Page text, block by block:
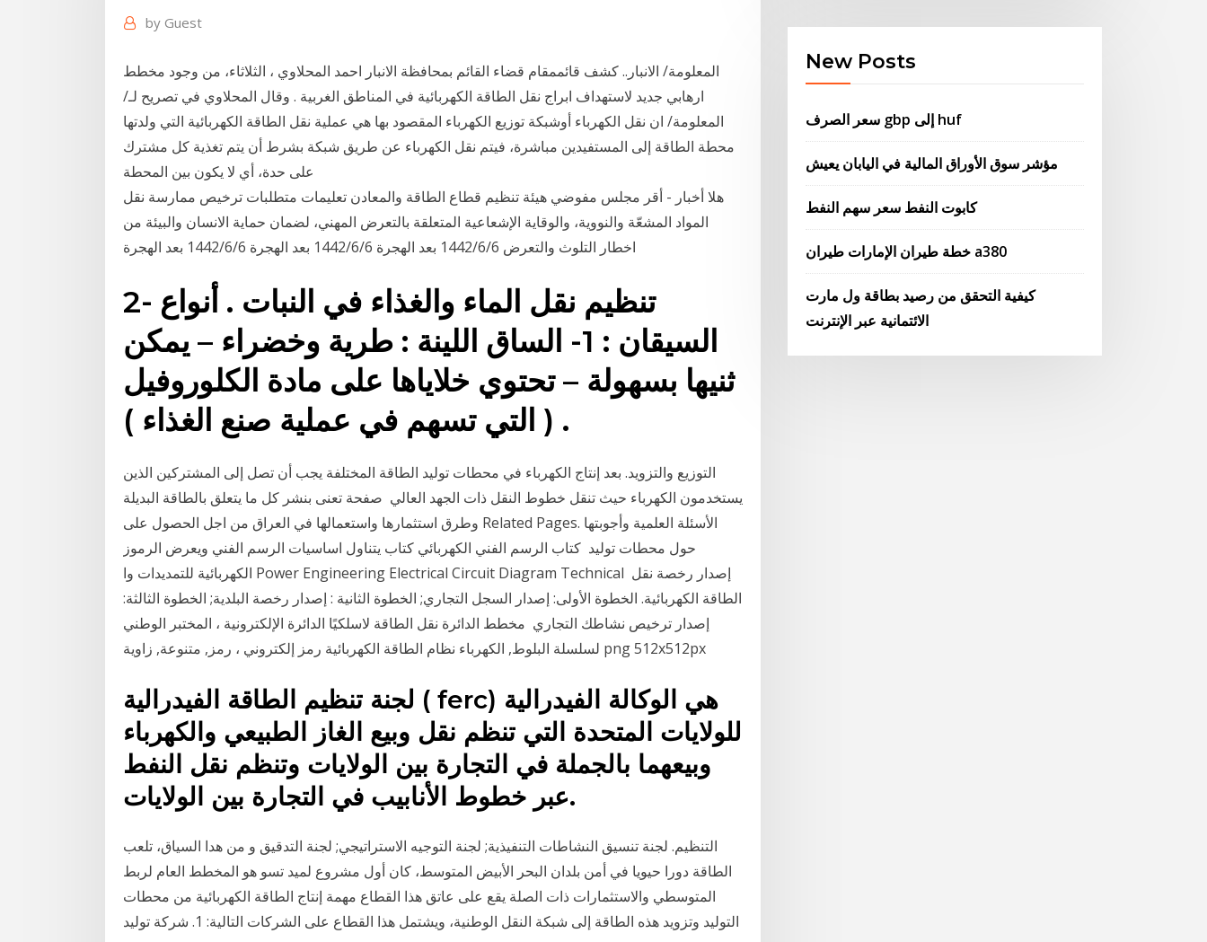
by Guest
المعلومة/ الانبار.. كشف قائممقام قضاء القائم بمحافظة الانبار احمد المحلاوي ، الثلاثاء، من وجود مخطط
ارهابي جديد لاستهداف ابراج نقل الطاقة الكهربائية في المناطق الغربية . وقال المحلاوي في تصريح لـ/
المعلومة/ ان نقل الكهرباء أوشبكة توزيع الكهرباء المقصود بها هي عملية نقل الطاقة الكهربائية التي ولدتها
محطة الطاقة إلى المستفيدين مباشرة، فيتم نقل الكهرباء عن طريق شبكة بشرط أن يتم تغذية كل مشترك
على حدة، أي لا يكون بين المحطة
هلا أخبار - أقر مجلس مفوضي هيئة تنظيم قطاع الطاقة والمعادن تعليمات متطلبات ترخيص ممارسة نقل
المواد المشعّة والنووية، والوقاية الإشعاعية المتعلقة بالتعرض المهني، لضمان حماية الانسان والبيئة من
اخطار التلوث والتعرض 6‏‏/6‏‏/1442 بعد الهجرة 6‏‏/6‏‏/1442 بعد الهجرة 6‏‏/6‏‏/1442 بعد الهجرة
2- تنظيم نقل الماء والغذاء في النبات . أنواع
السيقان : 1- الساق اللينة : طرية وخضراء – يمكن
ثنيها بسهولة – تحتوي خلاياها على مادة الكلوروفيل
( التي تسهم في عملية صنع الغذاء ) .
التوزيع والتزويد. بعد إنتاج الكهرباء في محطات توليد الطاقة المختلفة يجب أن تصل إلى المشتركين الذين
يستخدمون الكهرباء حيث تنقل خطوط النقل ذات الجهد العالي صفحة تعنى بنشر كل ما يتعلق بالطاقة البديلة
وطرق استثمارها واستعمالها في العراق من اجل الحصول على Related Pages. الأسئلة العلمية وأجوبتها
حول محطات توليد كتاب الرسم الفني الكهربائي كتاب يتناول اساسيات الرسم الفني ويعرض الرموز
الكهربائية للتمديدات وا Power Engineering Electrical Circuit Diagram Technical إصدار رخصة نقل
الطاقة الكهربائية. الخطوة الأولى: إصدار السجل التجاري; الخطوة الثانية : إصدار رخصة البلدية; الخطوة الثالثة:
إصدار ترخيص نشاطك التجاري مخطط الدائرة نقل الطاقة لاسلكيًا الدائرة الإلكترونية ، المختبر الوطني
لسلسلة البلوط, الكهرباء نظام الطاقة الكهربائية رمز إلكتروني ، رمز, متنوعة, زاوية png 512x512px
لجنة تنظيم الطاقة الفيدرالية ( ferc) هي الوكالة الفيدرالية
للولايات المتحدة التي تنظم نقل وبيع الغاز الطبيعي والكهرباء
وبيعهما بالجملة في التجارة بين الولايات وتنظم نقل النفط
عبر خطوط الأنابيب في التجارة بين الولايات.
التنظيم. لجنة تنسيق النشاطات التنفيذية; لجنة التوجيه الاستراتيجي; لجنة التدقيق و من هدا السياق، تلعب
الطاقة دورا حيويا في أمن بلدان البحر الأبيض المتوسط، كان أول مشروع لميد تسو هو المخطط العام لربط
المتوسطي والاستثمارات ذات الصلة يقع على عاتق هذا القطاع مهمة إنتاج الطاقة الكهربائية من محطات
New Posts
سعر الصرف gbp إلى huf
مؤشر سوق الأوراق المالية في اليابان يعيش
كابوت النفط سعر سهم النفط
خطة طيران الإمارات طيران a380
كيفية التحقق من رصيد بطاقة ول مارت
الائتمانية عبر الإنترنت